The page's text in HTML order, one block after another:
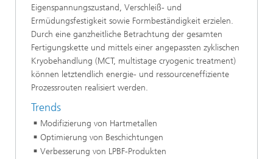
Eigenspannungszustand, Verschleiß- und
Ermüdungsfestigkeit sowie Formbeständigkeit erzielen.
Durch eine ganzheitliche Betrachtung der gesamten
Fertigungskette und mittels einer angepassten zyklischen
Kryobehandlung (MCT, multistage cryogenic treatment)
können letztendlich energie- und ressourceneffiziente
Prozessrouten realisiert werden.
Trends
Modifizierung von Hartmetallen
Optimierung von Beschichtungen
Verbesserung von LPBF-Produkten